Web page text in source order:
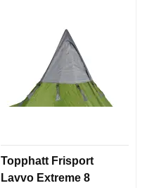
Topphatt Frisport
Lavvo Extreme 8